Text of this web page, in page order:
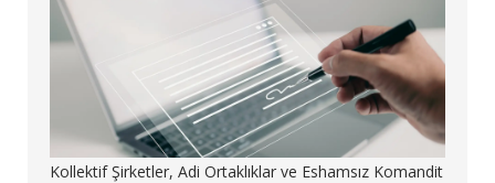
Kollektif Şirketler, Adi Ortaklıklar ve Eshamsız Komandit